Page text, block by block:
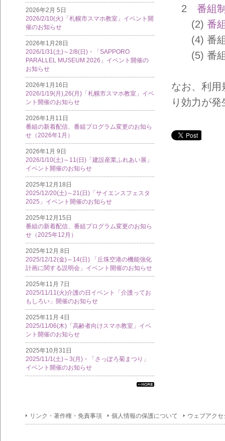
2026年2月 5日
2026/2/10(火)「札幌市スマホ教室」イベント開
催のお知らせ
2026年1月28日
2026/1/31(土)～2/8(日)・「SAPPORO
PARALLEL MUSEUM 2026」イベント開催の
お知らせ
2026年1月16日
2026/1/19(月),26(月)「札幌市スマホ教室」イベ
ント開催のお知らせ
2026年1月11日
番組の新着配信、番組プログラム変更のお知ら
せ（2026年1月）
2026年1月 9日
2026/1/10(土)～11(日)「建設産業ふれあい展」
イベント開催のお知らせ
2025年12月18日
2025/12/20(土)～21(日)「サイエンスフェスタ
2025」イベント開催のお知らせ
2025年12月15日
番組の新着配信、番組プログラム変更のお知ら
せ（2025年12月）
2025年12月 8日
2025/12/12(金)～14(日) 「丘珠空港の機能強化
計画に関する説明会」イベント開催のお知らせ
2025年11月 7日
2025/11/11(火)介護の日イベント「介護ってお
もしろい」開催のお知らせ
2025年11月 4日
2025/11/06(木)「高齢者向けスマホ教室」イベ
ント開催のお知らせ
2025年10月31日
2025/11/1(土)～3(月)・「さっぽろ菊まつり」
イベント開催のお知らせ
フォ
メー
2 番組
(2) 番
(4) 番組
(5) 番組
なお、利用
り効力が
リンク・著作権・免責事項 個人情報の保護について ウェブアク